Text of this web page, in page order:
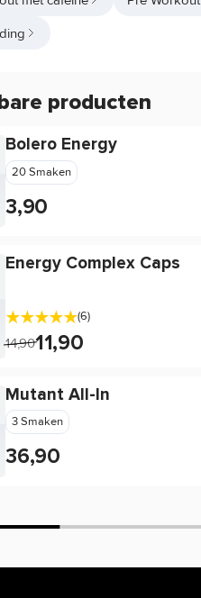
producten
Bolero Energy
20 Smaken
3,90
Energy Complex Caps
(6)
14,9011,90
Mutant All-In
3 Smaken
36,90